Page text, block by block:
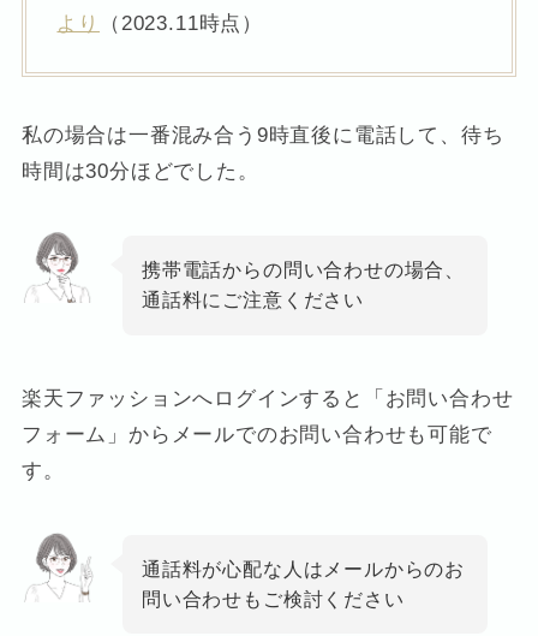
より
（2023.11時点）
私の場合は一番混み合う9時直後に電話して、待ち
時間は30分ほどでした。
携帯電話からの問い合わせの場合、
通話料にご注意ください
楽天ファッションへログインすると「お問い合わせ
フォーム」からメールでのお問い合わせも可能で
す。
通話料が心配な人はメールからのお
問い合わせもご検討ください